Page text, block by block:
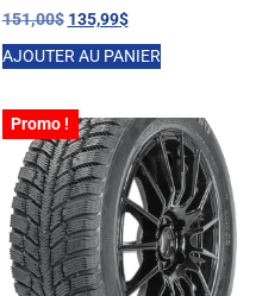
151,00$ 135,99$
AJOUTER AU PANIER
Promo !